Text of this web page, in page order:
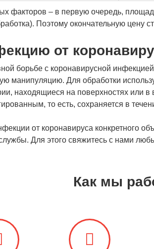
факторов – в первую очередь,
Поэтому окончательную цену
от
борьбе с коронавирусной инфекцией
манипуляцию. Для обработки
находящиеся на поверхностях или
то есть, сохраняется в
от коронавируса конкретного
Для этого свяжитесь с нами
Как мы